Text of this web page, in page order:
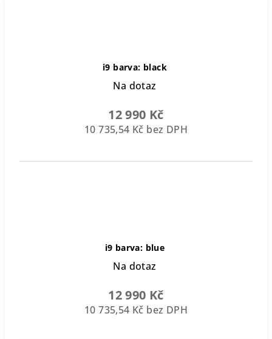
i9 barva: black
Na dotaz
12 990 Kč
10 735,54 Kč bez DPH
i9 barva: blue
Na dotaz
12 990 Kč
10 735,54 Kč bez DPH